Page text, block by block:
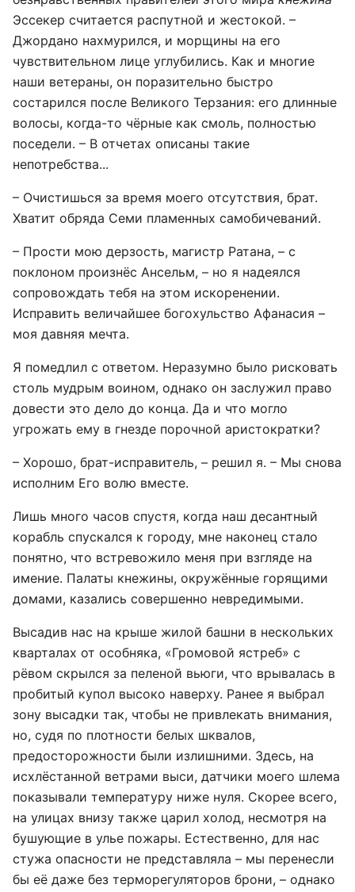
Эссекер считается распутной и жестокой. –
Джордано нахмурился, и морщины на его
чувствительном лице углубились. Как и многие
наши ветераны, он поразительно быстро
состарился после Великого Терзания: его длинные
волосы, когда-то чёрные как смоль, полностью
поседели. – В отчетах описаны такие
непотребства...
– Очистишься за время моего отсутствия, брат.
Хватит обряда Семи пламенных самобичеваний.
– Прости мою дерзость, магистр Ратана, – с
поклоном произнёс Ансельм, – но я надеялся
сопровождать тебя на этом искоренении.
Исправить величайшее богохульство Афанасия –
моя давняя мечта.
Я помедлил с ответом. Неразумно было рисковать
столь мудрым воином, однако он заслужил право
довести это дело до конца. Да и что могло
угрожать ему в гнезде порочной аристократки?
– Хорошо, брат-исправитель, – решил я. – Мы снова
исполним Его волю вместе.
Лишь много часов спустя, когда наш десантный
корабль спускался к городу, мне наконец стало
понятно, что встревожило меня при взгляде на
имение. Палаты кнежины, окружённые горящими
домами, казались совершенно невредимыми.
Высадив нас на крыше жилой башни в нескольких
кварталах от особняка, «Громовой ястреб» с
рёвом скрылся за пеленой вьюги, что врывалась в
пробитый купол высоко наверху. Ранее я выбрал
зону высадки так, чтобы не привлекать внимания,
но, судя по плотности белых шквалов,
предосторожности были излишними. Здесь, на
исхлёстанной ветрами выси, датчики моего шлема
показывали температуру ниже нуля. Скорее всего,
на улицах внизу также царил холод, несмотря на
бушующие в улье пожары. Естественно, для нас
стужа опасности не представляла – мы перенесли
бы её даже без терморегуляторов брони, – однако